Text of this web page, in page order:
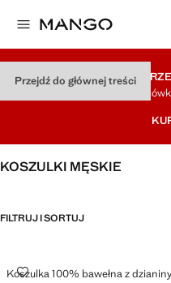
Przejdź do głównej treści
KOSZULKI MĘSKIE
FILTRUJ I SORTUJ
Koszulka 100% bawełna z
KOSZULKA 100% BAWEŁNA Z